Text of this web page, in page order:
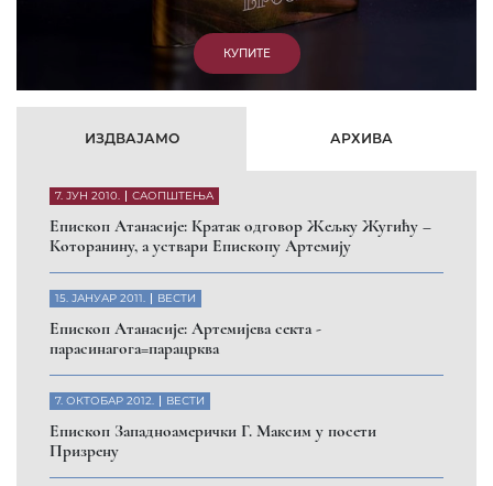
Eпархија Рашко-призренска осуђује физички напад на
Србина у Сувом Долу и апелује на КФОР и ЕУЛЕКС да
обезбеде сигурност за све грађане
Помозите нашој браћи и сестрама
на Косову и Метохији